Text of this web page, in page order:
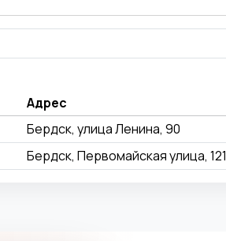
Адрес
Бердск, улица Ленина, 90
Бердск, Первомайская улица,